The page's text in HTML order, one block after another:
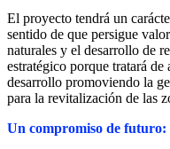
El proyecto tendrá un
sentido de que persigue
naturales y el desarrollo de
estratégico porque tratará
desarrollo promoviendo la
para la revitalización de las
Un compromiso de